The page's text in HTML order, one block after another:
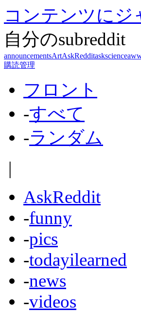
コンテンツにジ
自分のsubreddit
announcementsArtAskRedditaskscience
購読管理
フロント
-すべて
-ランダム
|
AskReddit
-funny
-pics
-todayilearned
-news
-videos